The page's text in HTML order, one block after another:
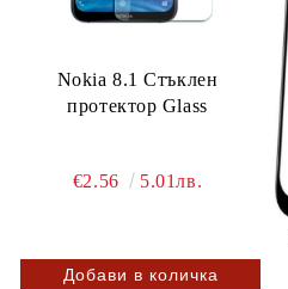
Nokia 8.1 Стъклен
протектор Glass
€2.56 5.01лв.